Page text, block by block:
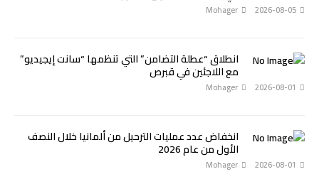
2026-08-05
Mohager
انطلاق “عطلة التضامن” التي تنظمها “سانت إيجيديو”
مع اللاجئين في قبرص
2026-08-01
Mohager
انخفاض عدد عمليات الترحيل من ألمانيا خلال النصف
الأول من عام 2026
2026-08-01
Mohager